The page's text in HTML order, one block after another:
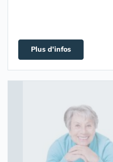
Plus d'infos